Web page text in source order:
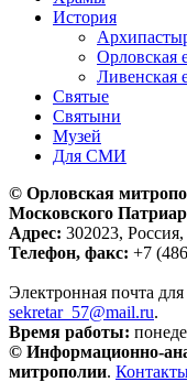
История
Орловская
Ливенская
Святые
Святыни
Музей
Для СМИ
© Орловская
Московского
Адрес: 302023,
Телефон, факс: +7
Электронная почта
sekretar_57@mail.ru.
Время работы:
© Информационно-
митрополии.